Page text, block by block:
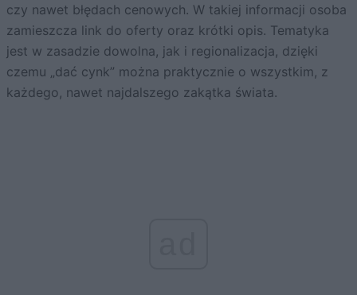
czy nawet błędach cenowych. W takiej informacji osoba
zamieszcza link do oferty oraz krótki opis. Tematyka
jest w zasadzie dowolna, jak i regionalizacja, dzięki
czemu „dać cynk” można praktycznie o wszystkim, z
każdego, nawet najdalszego zakątka świata.